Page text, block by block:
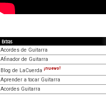
Extras
Acordes de Guitarra
Afinador de Guitarra
Blog de LaCuerda ¡nuevo!
Aprender a tocar Guitarra
Acordes Guitarra